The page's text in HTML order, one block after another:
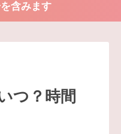
含みます
つ？時間